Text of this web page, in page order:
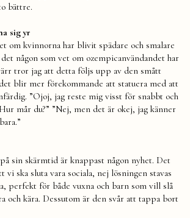
bättre.
sig yr
om kvinnorna har blivit spädare och smalare
någon som vet om ozempicanvändandet har
tror jag att detta följs upp av den smått
blir mer förekommande att statuera med att
”Ojoj, jag reste mig visst för snabbt och
mår du?” ”Nej, men det är okej, jag känner
sin skärmtid är knappast någon nyhet. Det
vi ska sluta vara sociala, nej lösningen stavas
perfekt för både vuxna och barn som vill slå
och kära. Dessutom är den svår att tappa bort